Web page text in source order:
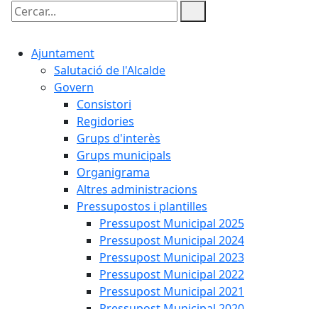
Cercar:
Ajuntament
Salutació de l'Alcalde
Govern
Consistori
Regidories
Grups d'interès
Grups municipals
Organigrama
Altres administracions
Pressupostos i plantilles
Pressupost Municipal 2025
Pressupost Municipal 2024
Pressupost Municipal 2023
Pressupost Municipal 2022
Pressupost Municipal 2021